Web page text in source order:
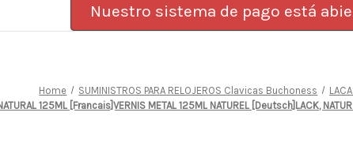
Nuestro sistema de pago está
Home SUMINISTROS PARA RELOJEROS Clavicas Buchoness
125ML [Francais]VERNIS METAL 125ML NATUREL [Deutsch]LACK,